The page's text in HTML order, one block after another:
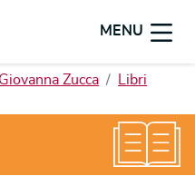
MENU
Giovanna Zucca
Libri